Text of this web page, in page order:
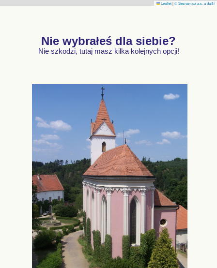
Leaflet|© Seznam.cz a.s. a další
Nie wybrałeś dla siebie?
Nie szkodzi, tutaj masz kilka kolejnych opcji!